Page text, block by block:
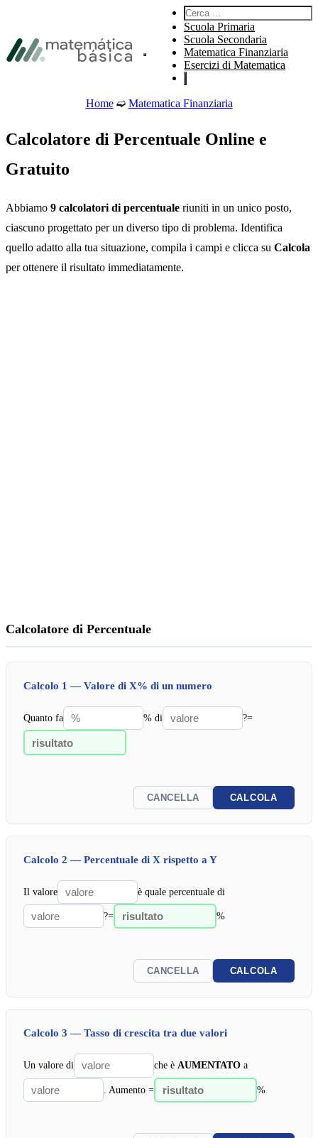
Vai al piè di pagina
Apri il menu principale del sito.
Cerca:
Scuola Primaria
Scuola Secondaria
Matematica Finanziaria
Esercizi di Matematica
Home➫ Matematica Finanziaria
Calcolatore di Percentuale Online e
Gratuito
Abbiamo 9 calcolatori di percentuale riuniti in un unico posto,
ciascuno progettato per un diverso tipo di problema. Identifica
quello adatto alla tua situazione, compila i campi e clicca su Calcola
per ottenere il risultato immediatamente.
Calcolatore di Percentuale
Calcolo 1 — Valore di X% di un numero
Quanto fa % di ?=
CANCELLA CALCOLA
Calcolo 2 — Percentuale di X rispetto a Y
Il valore è quale percentuale di
?= %
CANCELLA CALCOLA
Calcolo 3 — Tasso di crescita tra due valori
Un valore di che è AUMENTATOa
. Aumento = %